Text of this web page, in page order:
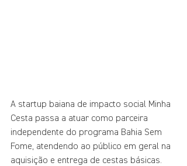
A startup baiana de impacto social Minha
Cesta passa a atuar como parceira
independente do programa Bahia Sem
Fome, atendendo ao público em geral na
aquisição e entrega de cestas básicas.